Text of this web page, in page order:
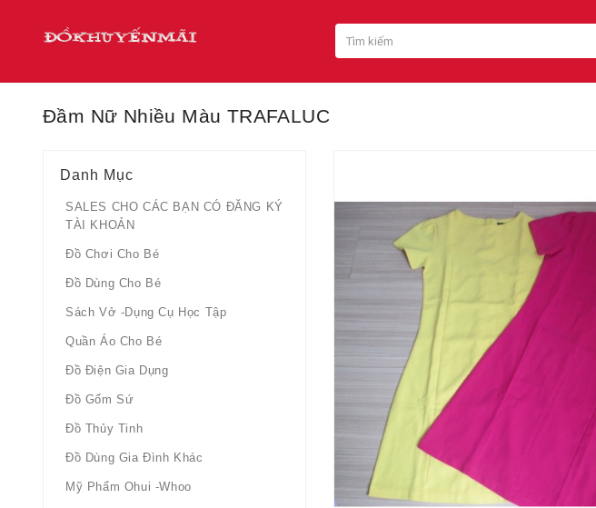
Đầm Nữ Nhiều Màu TRAFALUC
Danh Mục
SALES CHO CÁC BẠN CÓ ĐĂNG KÝ
TÀI KHOẢN
Đồ Chơi Cho Bé
Đồ Dùng Cho Bé
Sách Vở -dụng Cụ Học Tập
Quần Áo Cho Bé
Đồ Điện Gia Dụng
Đồ Gốm Sứ
Đồ Thủy Tinh
Đồ Dùng Gia Đình Khác
Mỹ Phẩm Ohui -whoo